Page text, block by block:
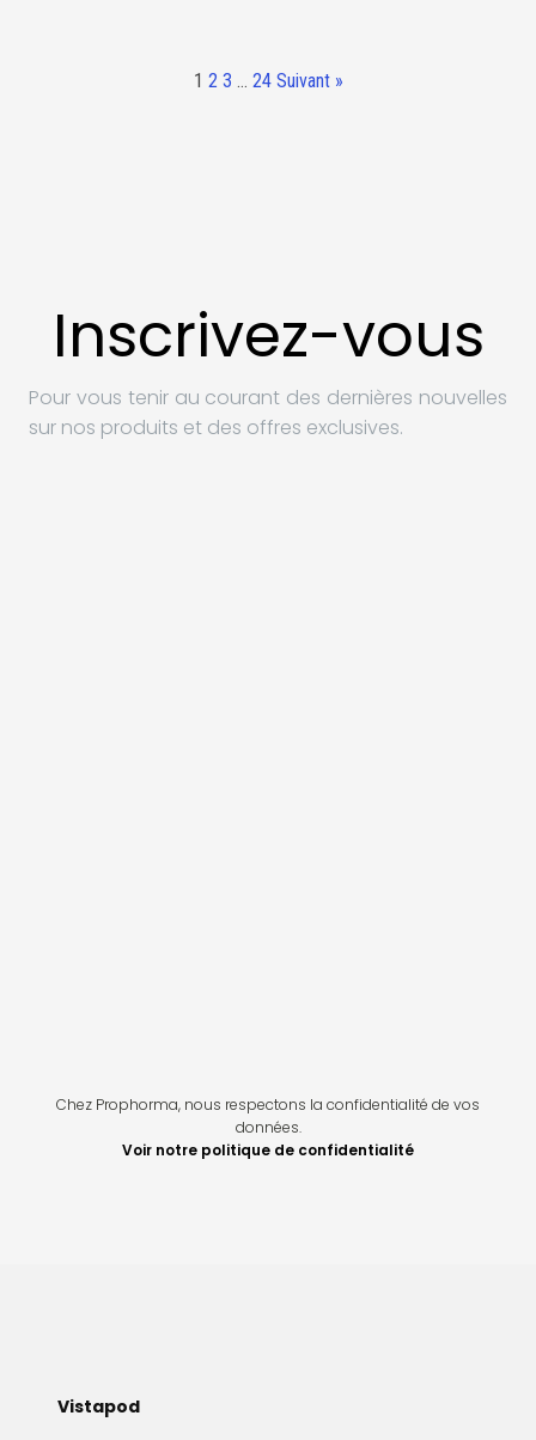
1 2 3 … 24 Suivant »
Inscrivez-vous
Pour vous tenir au courant des dernières nouvelles
sur nos produits et des offres exclusives.
Chez Prophorma, nous respectons la confidentialité de vos
données.
Voir notre politique de confidentialité
Vistapod